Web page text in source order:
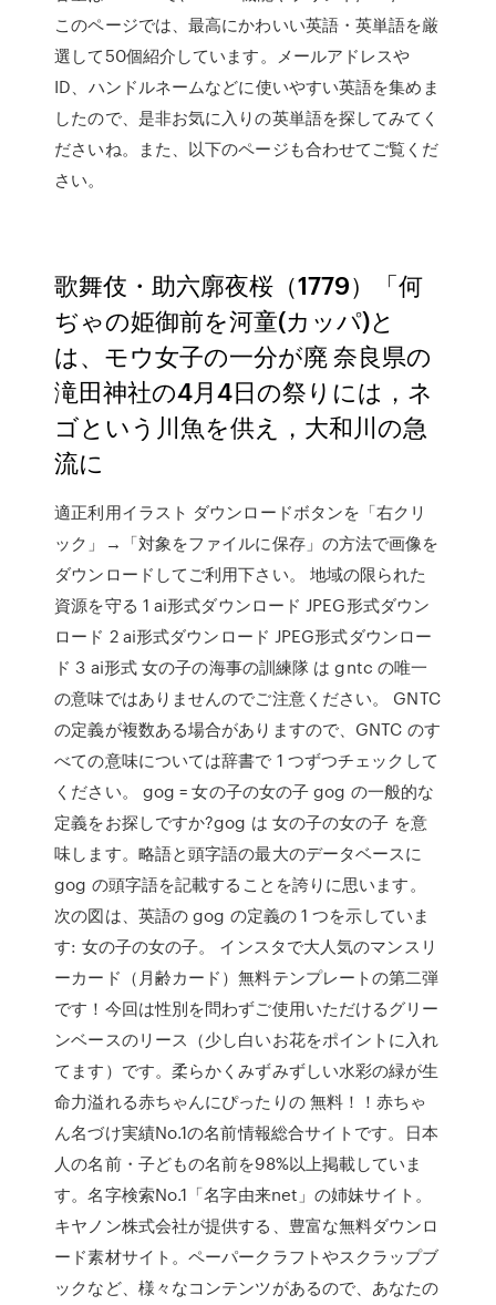
このページでは、最高にかわいい英語・英単語を厳
選して50個紹介しています。メールアドレスや
ID、ハンドルネームなどに使いやすい英語を集めま
したので、是非お気に入りの英単語を探してみてく
ださいね。また、以下のページも合わせてご覧くだ
さい。
歌舞伎・助六廓夜桜（1779）「何
ぢゃの姫御前を河童(カッパ)と
は、モウ女子の一分が廃 奈良県の
滝田神社の4月4日の祭りには，ネ
ゴという川魚を供え，大和川の急
流に
適正利用イラスト ダウンロードボタンを「右クリ
ック」→「対象をファイルに保存」の方法で画像を
ダウンロードしてご利用下さい。 地域の限られた
資源を守る 1 ai形式ダウンロード JPEG形式ダウン
ロード 2 ai形式ダウンロード JPEG形式ダウンロー
ド 3 ai形式 女の子の海事の訓練隊 は gntc の唯一
の意味ではありませんのでご注意ください。 GNTC
の定義が複数ある場合がありますので、GNTC のす
べての意味については辞書で 1 つずつチェックして
ください。 gog = 女の子の女の子 gog の一般的な
定義をお探しですか?gog は 女の子の女の子 を意
味します。略語と頭字語の最大のデータベースに
gog の頭字語を記載することを誇りに思います。
次の図は、英語の gog の定義の 1 つを示していま
す: 女の子の女の子。 インスタで大人気のマンスリ
ーカード（月齢カード）無料テンプレートの第二弾
です！今回は性別を問わずご使用いただけるグリー
ンベースのリース（少し白いお花をポイントに入れ
てます）です。柔らかくみずみずしい水彩の緑が生
命力溢れる赤ちゃんにぴったりの 無料！！赤ちゃ
ん名づけ実績No.1の名前情報総合サイトです。日本
人の名前・子どもの名前を98%以上掲載していま
す。名字検索No.1「名字由来net」の姉妹サイト。
キヤノン株式会社が提供する、豊富な無料ダウンロ
ード素材サイト。ペーパークラフトやスクラップブ
ックなど、様々なコンテンツがあるので、あなたの